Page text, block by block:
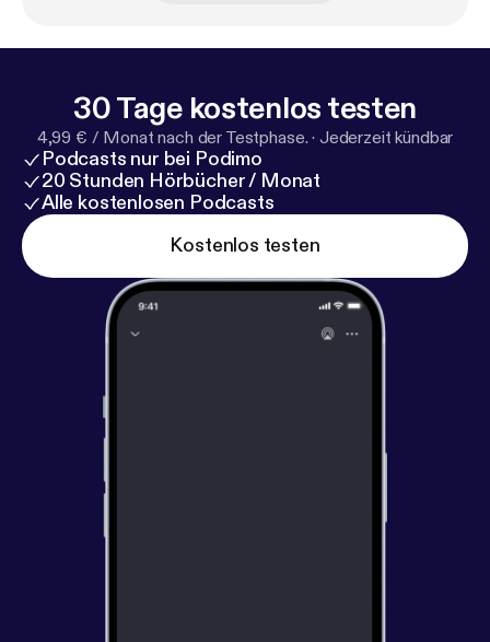
30 Tage kostenlos testen
4,99 € / Monat nach der Testphase. · Jederzeit kündbar
Podcasts nur bei Podimo
20 Stunden Hörbücher / Monat
Alle kostenlosen Podcasts
Kostenlos testen